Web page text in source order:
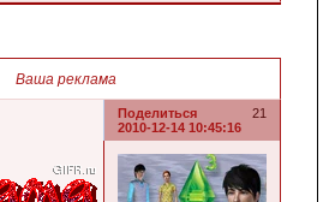
Ваша реклама
Поделиться
21
2010-12-14 10:45:16